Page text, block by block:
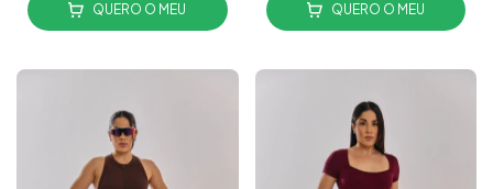
QUERO O MEU QUERO O MEU